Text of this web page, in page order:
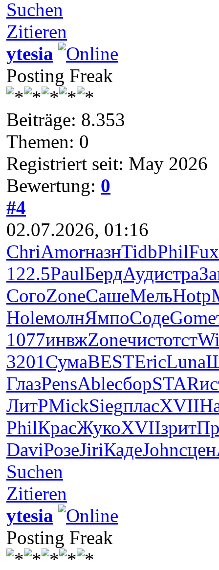
Suchen
Zitieren
ytesia
Posting Freak
Beiträge: 8.353
Themen: 0
Registriert seit: May 2026
Bewertung: 0
#4
02.07.2026, 01:16
ChriAmorназнTidbPhil
122.5PaulБердАудистра
СогоZoneСашеМельHotp
HoleмолнЯмпоСодеGome
1077инвжZoneчистотст
3201 СумаBESTEricLuna
ГлазPensAbleсборSTAR
ЛитРMickSiegпласXVII
PhilКрасЖукоXVIIзрит
DaviРозеJiriКадеJohnсцен
Suchen
Zitieren
ytesia
Posting Freak